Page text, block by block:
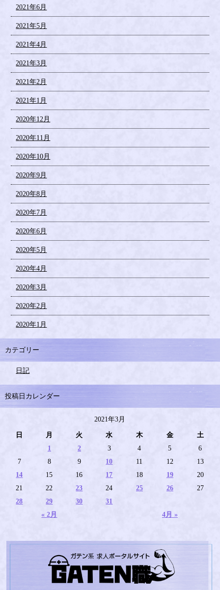
2021年6月
2021年5月
2021年4月
2021年3月
2021年2月
2021年1月
2020年12月
2020年11月
2020年10月
2020年9月
2020年8月
2020年7月
2020年6月
2020年5月
2020年4月
2020年3月
2020年2月
2020年1月
カテゴリー
日記
投稿日カレンダー
2021年3月
日 月 火 水 木 金 土
« 2月 4月 »
1 2 3 4 5
6
7
8 9 10 11 12
13
14
15 16 17 18 19
20
21
22 23 24 25 26
27
28
29 30 31